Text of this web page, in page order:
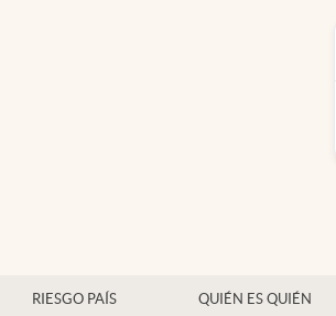
RIESGO PAÍS QUIÉN ES QUIÉN